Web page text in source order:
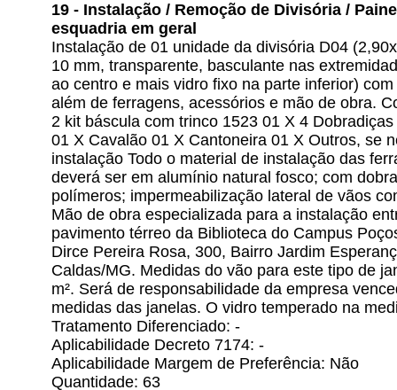
19 - Instalação / Remoção de Divisória /
esquadria em geral
Instalação de 01 unidade da divisória D04
10 mm, transparente, basculante nas
ao centro e mais vidro fixo na parte inferior)
além de ferragens, acessórios e mão de obra.
2 kit báscula com trinco 1523 01 X 4
01 X Cavalão 01 X Cantoneira 01 X Outros, se
instalação Todo o material de instalação das
deverá ser em alumínio natural fosco; com
polímeros; impermeabilização lateral de vãos
Mão de obra especializada para a instalação
pavimento térreo da Biblioteca do Campus
Dirce Pereira Rosa, 300, Bairro Jardim
Caldas/MG. Medidas do vão para este tipo de
m². Será de responsabilidade da empresa
medidas das janelas. O vidro temperado na
Tratamento Diferenciado: -
Aplicabilidade Decreto 7174: -
Aplicabilidade Margem de Preferência: Não
Quantidade: 63